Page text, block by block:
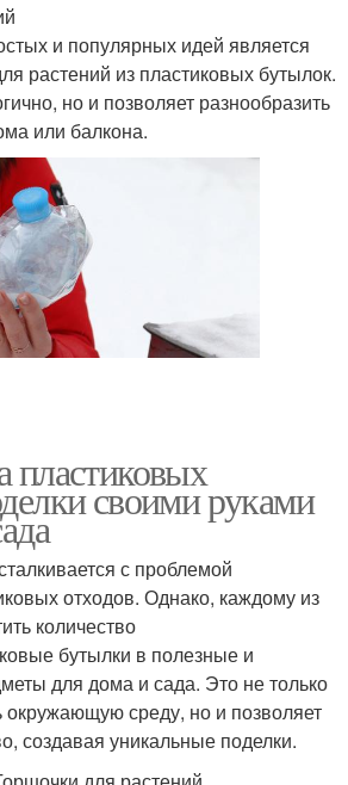
и популярных идей является
растений из пластиковых бутылок.
но и позволяет разнообразить
или балкона.
пластиковых
своими руками
с проблемой
отходов. Однако, каждому из
количество
бутылки в полезные и
для дома и сада. Это не только
окружающую среду, но и позволяет
создавая уникальные поделки.